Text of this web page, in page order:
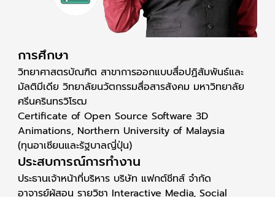
การศึกษา
วิทยาศาสตรบัณฑิต สาขาการออกแบบสื่อปฏิสัมพันธ์และ
มัลติมีเดีย วิทยาลัยนวัตกรรมสื่อสารสังคม มหาวิทยาลัย
ศรีนครินทรวิโรฒ
Certificate of Open Source Software 3D
Animations, Northern University of Malaysia
(ทุนอาเซียนและรัฐบาลญี่ปุ่น)
ประสบการณ์การทำงาน
ประธานเจ้าหน้าที่บริหาร บริษัท แฟกต์ชีทส์ จำกัด
อาจารย์ผู้สอน รายวิชา Interactive Media, Social